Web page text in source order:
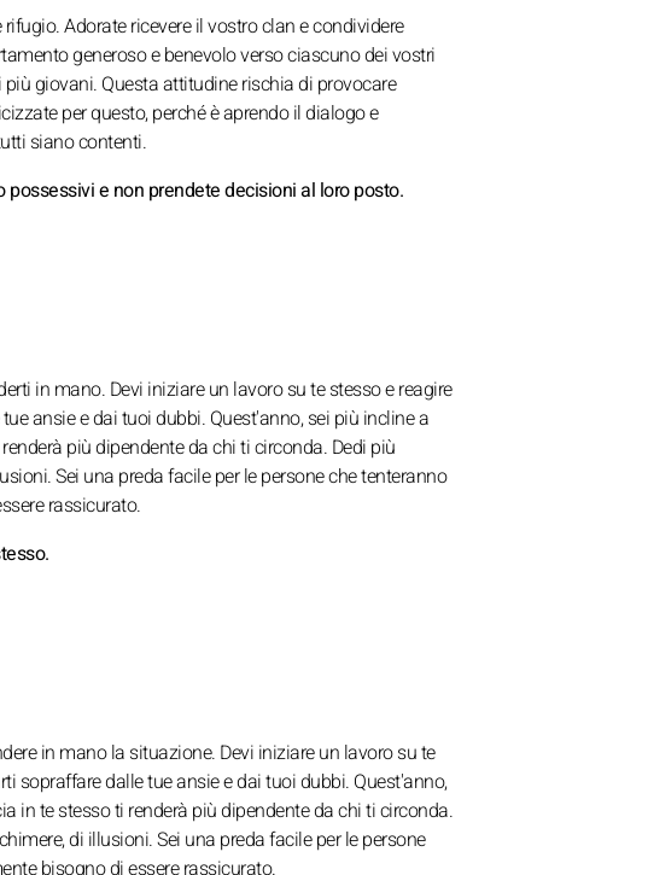
Adorate ricevere il vostro clan e condividere
generoso e benevolo verso ciascuno dei vostri
giovani. Questa attitudine rischia di provocare
per questo, perché è aprendo il dialogo e
siano contenti.
e non prendete decisioni al loro posto.
in mano. Devi iniziare un lavoro su te stesso e reagire
ansie e dai tuoi dubbi. Quest'anno, sei più incline a
più dipendente da chi ti circonda. Dedi più
Sei una preda facile per le persone che tenteranno
rassicurato.
in mano la situazione. Devi iniziare un lavoro su te
sopraffare dalle tue ansie e dai tuoi dubbi. Quest'anno,
in te stesso ti renderà più dipendente da chi ti circonda.
di illusioni. Sei una preda facile per le persone
bisogno di essere rassicurato.